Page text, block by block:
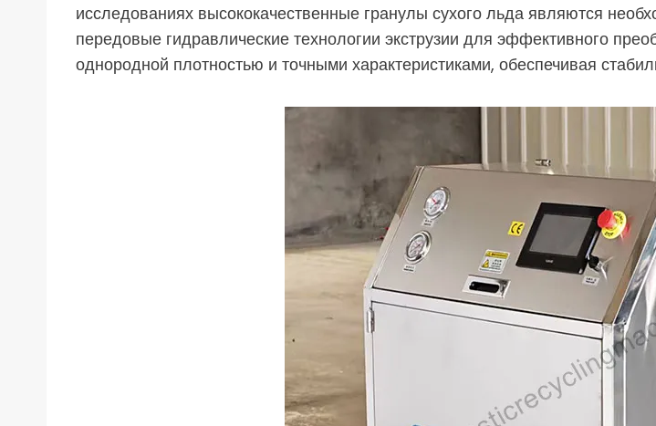
исследованиях высококачественные гранулы сухого льда являются
передовые гидравлические технологии экструзии для эффективного
однородной плотностью и точными характеристиками, обеспечивая